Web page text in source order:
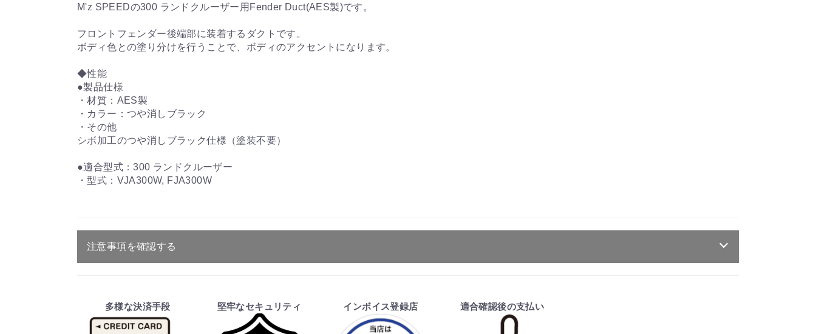
M'z SPEEDの300 ランドクルーザー用Fender Duct(AES製)です。
フロントフェンダー後端部に装着するダクトです。
ボディ色との塗り分けを行うことで、ボディのアクセントになります。
◆性能
●製品仕様
・材質：AES製
・カラー：つや消しブラック
・その他
シボ加工のつや消しブラック仕様（塗装不要）
●適合型式：300 ランドクルーザー
・型式：VJA300W, FJA300W
注意事項を確認する
・ご注文受付後、メーカーに適合確認を行い、商品の価格・送料及び納期の正式なご連絡をしてからの決済となっております。
そのため、ご注文後に適合確認を行い、適合しない場合はキャンセル可能です。
多様な決済手段 堅牢なセキュリティ インボイス登録店 適合確認後の支払い